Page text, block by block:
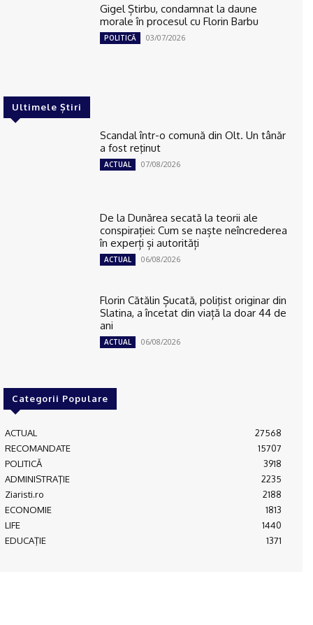
Gigel Știrbu, condamnat la daune
morale în procesul cu Florin Barbu
POLITICĂ 03/07/2026
Ultimele Știri
Scandal într-o comună din Olt. Un tânăr
a fost reţinut
ACTUAL 07/08/2026
De la Dunărea secată la teorii ale
conspirației: Cum se naște neîncrederea
în experți și autorități
ACTUAL 06/08/2026
Florin Cătălin Șucată, poliţist originar din
Slatina, a încetat din viață la doar 44 de
ani
ACTUAL 06/08/2026
Categorii Populare
ACTUAL
27568
RECOMANDATE
15707
POLITICĂ
3918
ADMINISTRAŢIE
2235
Ziaristi.ro
2188
ECONOMIE
1813
LIFE
1440
EDUCAŢIE
1371